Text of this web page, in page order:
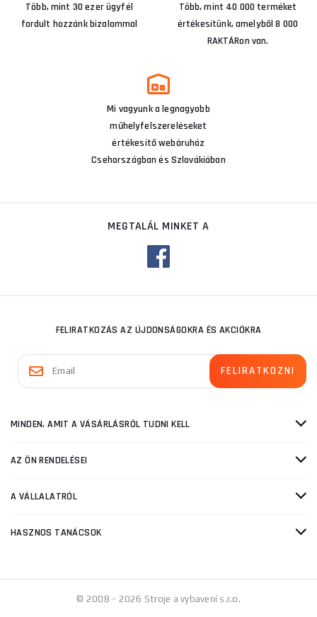
Több, mint 30 ezer ügyfél
fordult hozzánk bizalommal
Több, mint 40 000 terméket
értékesítünk, amelyből 8 000
RAKTÁRon van.
Mi vagyunk a legnagyobb
műhelyfelszereléseket
értékesítő webáruház
Csehországban és Szlovákiában
MEGTALÁL MINKET A
FELIRATKOZÁS AZ ÚJDONSÁGOKRA ÉS AKCIÓKRA
MINDEN, AMIT A VÁSÁRLÁSRÓL TUDNI KELL
AZ ÖN RENDELÉSEI
A VÁLLALATRÓL
HASZNOS TANÁCSOK
© 2008 - 2026 Stroje a vybavení s.r.o.